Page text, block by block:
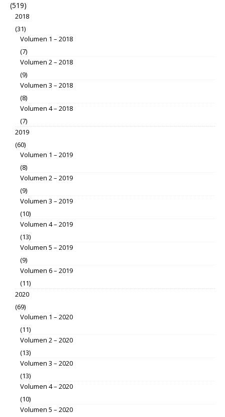
(519)
2018
(31)
Volumen 1 – 2018
(7)
Volumen 2 – 2018
(9)
Volumen 3 – 2018
(8)
Volumen 4 – 2018
(7)
2019
(60)
Volumen 1 – 2019
(8)
Volumen 2 – 2019
(9)
Volumen 3 – 2019
(10)
Volumen 4 – 2019
(13)
Volumen 5 – 2019
(9)
Volumen 6 – 2019
(11)
2020
(69)
Volumen 1 – 2020
(11)
Volumen 2 – 2020
(13)
Volumen 3 – 2020
(13)
Volumen 4 – 2020
(10)
Volumen 5 – 2020